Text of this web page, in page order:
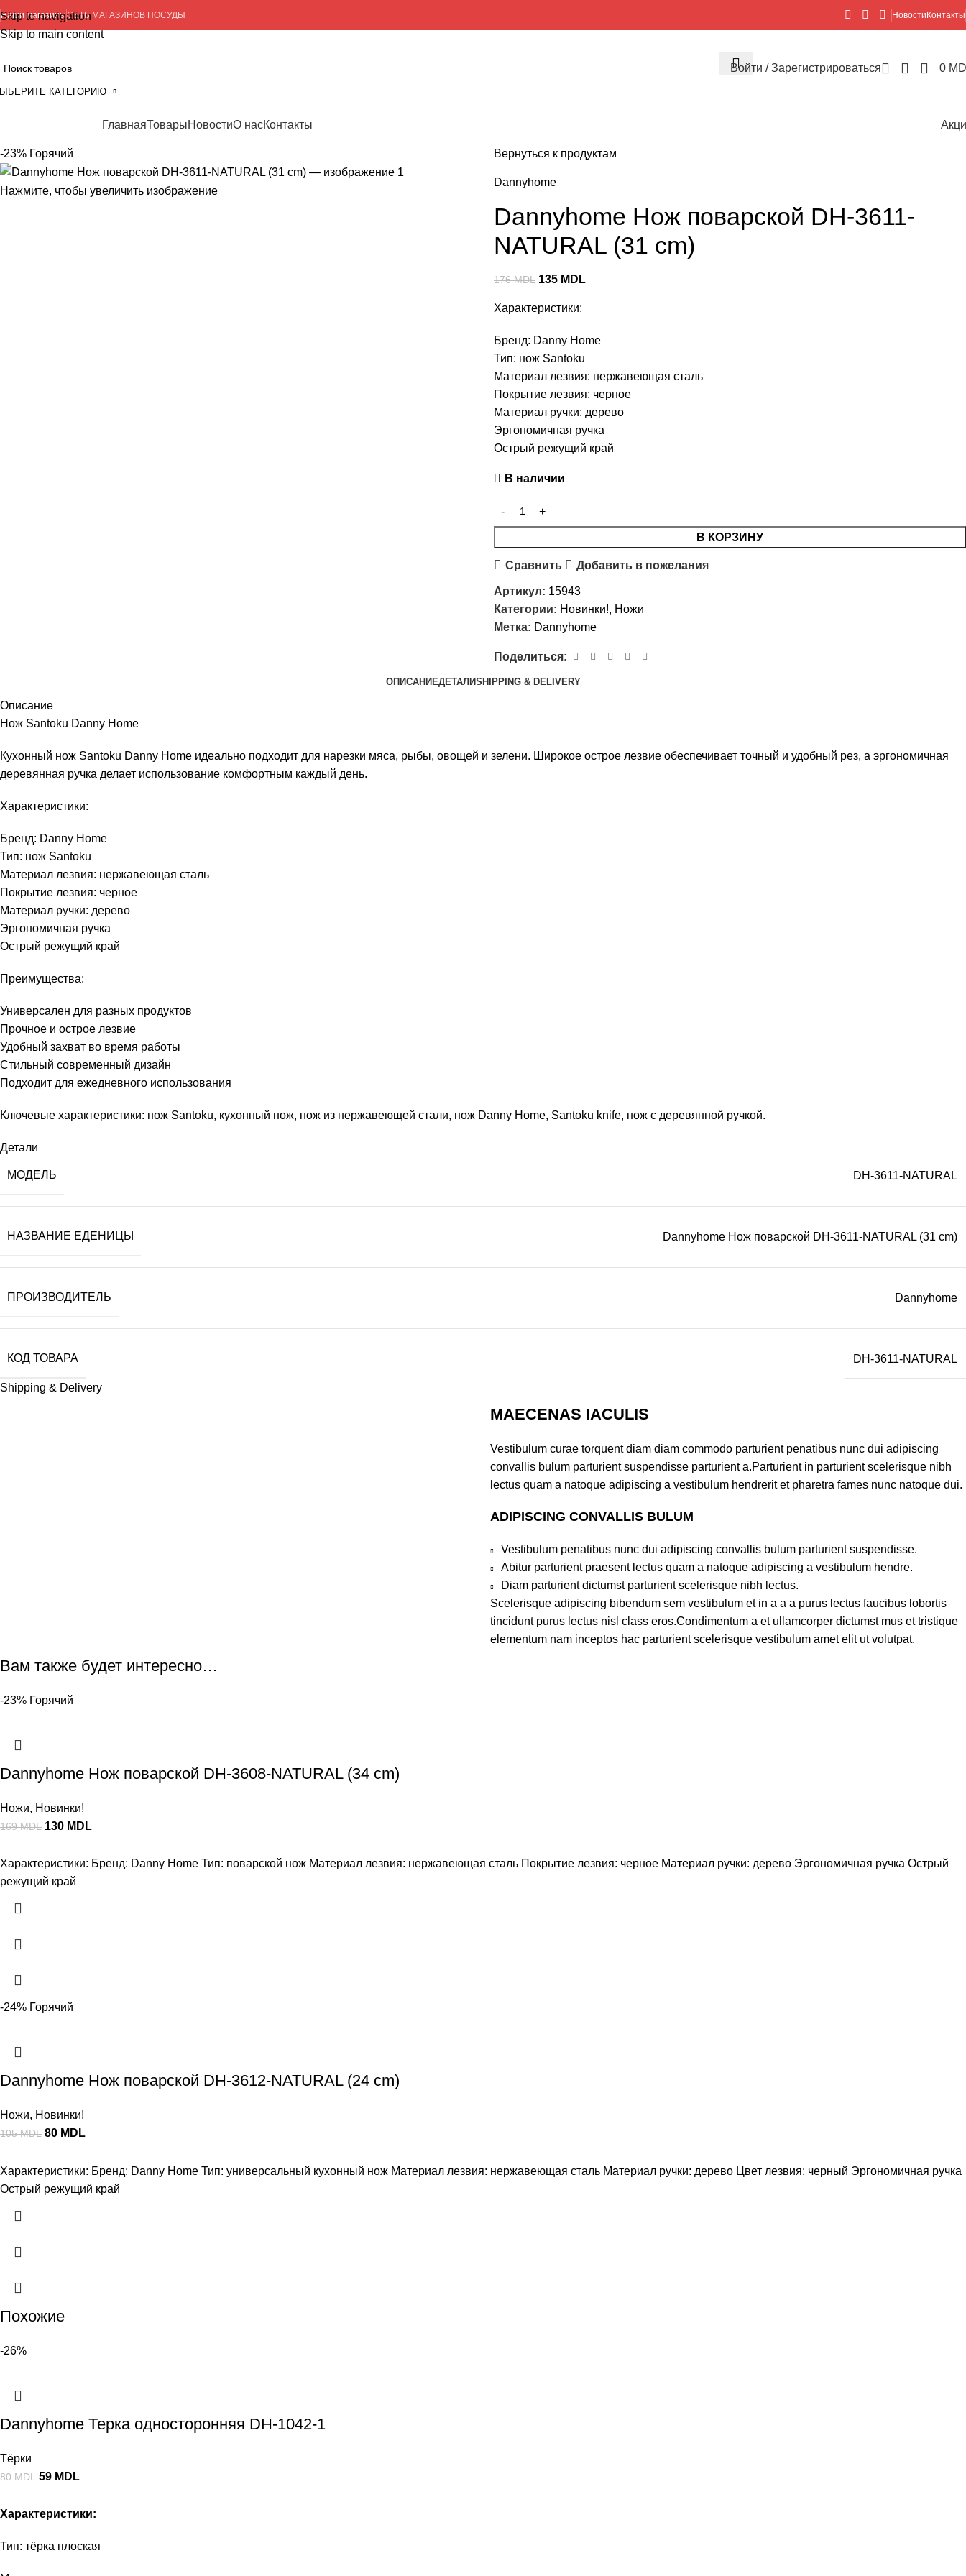
Skip to navigation
Skip to main content
Наши магазиныСЕТЬ МАГАЗИНОВ ПОСУДЫ Новости Контакты
КАТЕГОРИЮ
Войти / Зарегистрироваться 0
ГлавнаяТоварыНовостиО насКонтакты
-23% Горячий
Нажмите, чтобы увеличить изображение
Вернуться к продуктам
Dannyhome
Dannyhome Нож поварской DH-3611-
NATURAL (31 cm)
176MDL 135 MDL
Характеристики:
Бренд: Danny Home
Тип: нож Santoku
Материал лезвия: нержавеющая сталь
Покрытие лезвия: черное
Материал ручки: дерево
Эргономичная ручка
Острый режущий край
В наличии
В КОРЗИНУ
Сравнить Добавить в пожелания
Артикул: 15943
Категории: Новинки!, Ножи
Метка: Dannyhome
Поделиться:
ОПИСАНИЕДЕТАЛИSHIPPING & DELIVERY
Описание
Нож Santoku Danny Home
Кухонный нож Santoku Danny Home идеально подходит для нарезки мяса, рыбы, овощей и зелени. Широкое острое лезвие обеспечивает точный и удобный рез, а эргономичная
деревянная ручка делает использование комфортным каждый день.
Характеристики:
Бренд: Danny Home
Тип: нож Santoku
Материал лезвия: нержавеющая сталь
Покрытие лезвия: черное
Материал ручки: дерево
Эргономичная ручка
Острый режущий край
Преимущества:
Универсален для разных продуктов
Прочное и острое лезвие
Удобный захват во время работы
Стильный современный дизайн
Подходит для ежедневного использования
Ключевые характеристики: нож Santoku, кухонный нож, нож из нержавеющей стали, нож Danny Home, Santoku knife, нож с деревянной ручкой.
Детали
МОДЕЛЬ DH-3611-NATURAL
НАЗВАНИЕ ЕДЕНИЦЫ Dannyhome Нож поварской DH-3611-NATURAL (31 cm)
ПРОИЗВОДИТЕЛЬ Dannyhome
КОД ТОВАРА DH-3611-NATURAL
Shipping & Delivery
MAECENAS IACULIS
Vestibulum curae torquent diam diam commodo parturient penatibus nunc dui adipiscing
convallis bulum parturient suspendisse parturient a.Parturient in parturient scelerisque nibh
lectus quam a natoque adipiscing a vestibulum hendrerit et pharetra fames nunc natoque dui.
ADIPISCING CONVALLIS BULUM
Vestibulum penatibus nunc dui adipiscing convallis bulum parturient suspendisse.
Abitur parturient praesent lectus quam a natoque adipiscing a vestibulum hendre.
Diam parturient dictumst parturient scelerisque nibh lectus.
Scelerisque adipiscing bibendum sem vestibulum et in a a a purus lectus faucibus lobortis
tincidunt purus lectus nisl class eros.Condimentum a et ullamcorper dictumst mus et tristique
elementum nam inceptos hac parturient scelerisque vestibulum amet elit ut volutpat.
Вам также будет интересно…
-23% Горячий
Dannyhome Нож поварской DH-3608-NATURAL (34 cm)
Ножи, Новинки!
169MDL 130 MDL
Характеристики: Бренд: Danny Home Тип: поварской нож Материал лезвия: нержавеющая сталь Покрытие лезвия: черное Материал ручки: дерево Эргономичная ручка Острый
режущий край
-24% Горячий
Dannyhome Нож поварской DH-3612-NATURAL (24 cm)
Ножи, Новинки!
105MDL 80 MDL
Характеристики: Бренд: Danny Home Тип: универсальный кухонный нож Материал лезвия: нержавеющая сталь Материал ручки: дерево Цвет лезвия: черный Эргономичная ручка
Острый режущий край
Похожие
-26%
Dannyhome Терка односторонняя DH-1042-1
Тёрки
80MDL 59 MDL
Характеристики:
Тип: тёрка плоская